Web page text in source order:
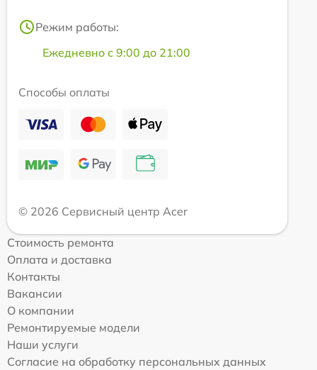
Режим работы:
Ежедневно с 9:00 до 21:00
Способы оплаты
© 2026 Сервисный центр Acer
Стоимость ремонта
Оплата и доставка
Контакты
Вакансии
О компании
Ремонтируемые модели
Наши услуги
Согласие на обработку персональных данных